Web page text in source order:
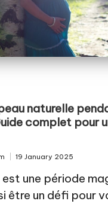
naturelle
complet pour
19 January 2025
une période
être un défi pour